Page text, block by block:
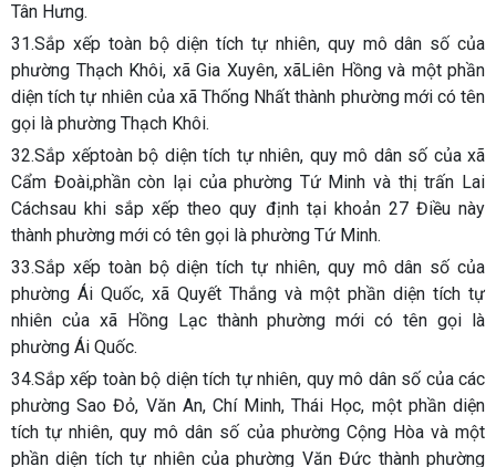
Tân Hưng.
31.Sắp xếp toàn bộ diện tích tự nhiên, quy mô dân số của
phường Thạch Khôi, xã Gia Xuyên, xãLiên Hồng và một phần
diện tích tự nhiên của xã Thống Nhất thành phường mới có tên
gọi là phường Thạch Khôi.
32.Sắp xếptoàn bộ diện tích tự nhiên, quy mô dân số của xã
Cẩm Đoài,phần còn lại của phường Tứ Minh và thị trấn Lai
Cáchsau khi sắp xếp theo quy định tại khoản 27 Điều này
thành phường mới có tên gọi là phường Tứ Minh.
33.Sắp xếp toàn bộ diện tích tự nhiên, quy mô dân số của
phường Ái Quốc, xã Quyết Thắng và một phần diện tích tự
nhiên của xã Hồng Lạc thành phường mới có tên gọi là
phường Ái Quốc.
34.Sắp xếp toàn bộ diện tích tự nhiên, quy mô dân số của các
phường Sao Đỏ, Văn An, Chí Minh, Thái Học, một phần diện
tích tự nhiên, quy mô dân số của phường Cộng Hòa và một
phần diện tích tự nhiên của phường Văn Đức thành phường